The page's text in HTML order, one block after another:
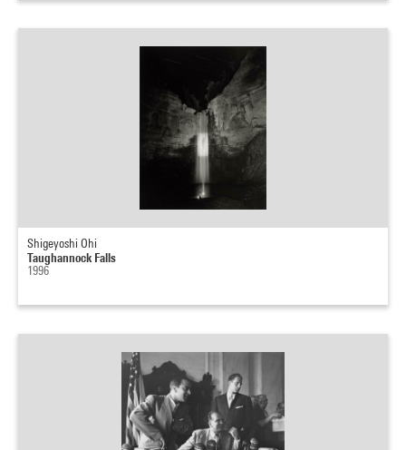
Shigeyoshi Ohi
Taughannock Falls
1996